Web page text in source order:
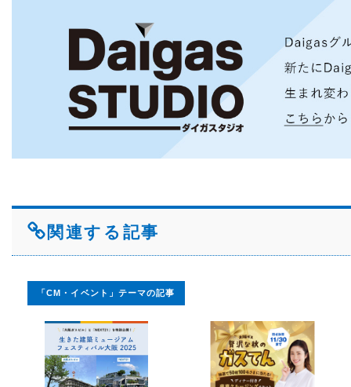
関連する記事
「CM・イベント」テーマの記事